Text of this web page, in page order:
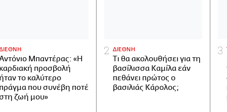
Μπαντέρας: «Η
καρδιακή προσβολή
το καλύτερο
πράγμα που συνέβη ποτέ
ζωή μου»
ΔΙΕΘΝΗ
Τι θα ακολουθήσει για τη
βασίλισσα Καμίλα εάν
πεθάνει πρώτος ο
βασιλιάς Κάρολος;